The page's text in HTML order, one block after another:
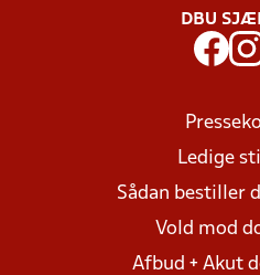
DBU
Ledige
Sådan bestiller
Vold mod
Afbud + Akut